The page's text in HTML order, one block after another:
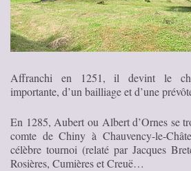
Affranchi en 1251, il devint le
importante, d’un bailliage et d’une
En 1285, Aubert ou Albert d’Ornes se
comte de Chiny à Chauvency-le-
célèbre tournoi (relaté par Jacques
Rosières, Cumières et Creuë…